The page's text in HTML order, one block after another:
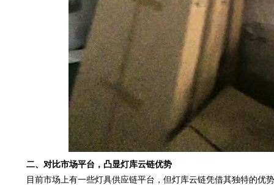
二、对比市场平台，凸显灯库云链优势
目前市场上有一些灯具供应链平台，但灯库云链凭借其独特的优